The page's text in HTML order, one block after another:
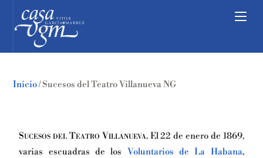
Inicio/Sucesos del Teatro Villanueva NG
Sucesos del Teatro Villanueva. El 22 de enero de 1869,
varias escuadras de los Voluntarios de La Habana,